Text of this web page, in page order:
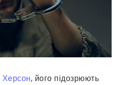
Херсон, його підозрюють